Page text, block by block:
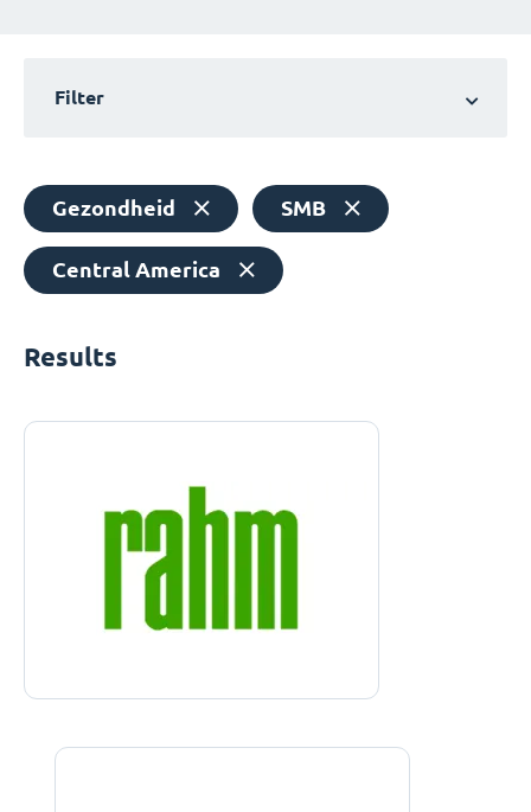
Filter
Gezondheid SMB
Central America
Results